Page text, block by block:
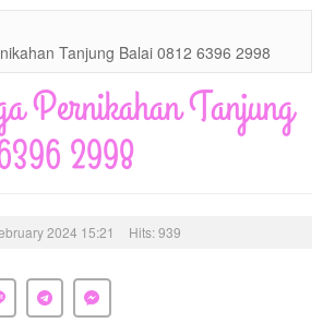
Tanjung Balai 0812 6396 2998
Pernikahan Tanjung
2998
2024 15:21 Hits: 939